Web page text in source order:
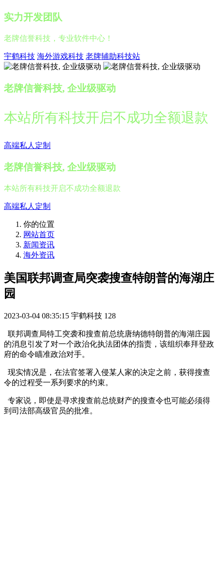
实力开发团队
老牌信誉科技，专业软件中心！
宇鹤科技 海外游戏科技 老牌辅助科技站
老牌信誉科技, 企业级驱动
本站所有科技开启不成功全额退款
高端私人定制
老牌信誉科技, 企业级驱动
本站所有科技开启不成功全额退款
高端私人定制
你的位置
网站首页
新闻资讯
海外资讯
美国联邦调查局突袭搜查特朗普的海湖庄
园
2023-03-04 08:35:15 宇鹤科技 128
联邦调查局特工突袭和搜查前总统唐纳德特朗普的海湖庄园
的消息引发了对一个政治化执法团体的指责，该组织奉拜登政
府的命令瞄准政治对手。
现实情况是，在法官签署入侵某人家的决定之前，获得搜查
令的过程受一系列要求的约束。
专家说，即使是寻求搜查前总统财产的搜查令也可能必须得
到司法部高级官员的批准。